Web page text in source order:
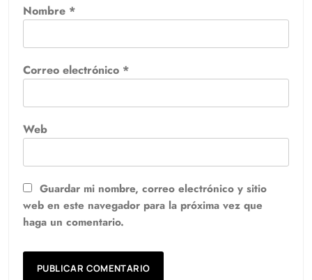
Nombre *
Correo electrónico *
Web
Guardar mi nombre, correo electrónico y sitio
web en este navegador para la próxima vez que
haga un comentario.